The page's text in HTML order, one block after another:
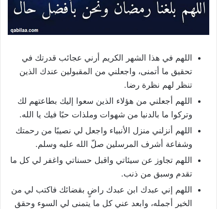
اللهم في هذا الشهر الكريم أرني عجائب قدرتك في
تحقيق ما أتمنى، واجعلني من المقبولين عندك الذين
تنظر لهم نظرة رضا.
اللهم أجعلني من هؤلاء الذين سعوا إليك بطاعتهم لك
وتركوا ما بالدنيا من شهوات وملذات حبًا فيك يا الله.
اللهم أنزلني منزل الأنبياء واجعل لي نصيبًا من رحمتك
وشفاعة أشرف المرسلين صلّ الله عليه وسلم.
اللهم تجاوز عن سيئاتي واقبل حسناتي واغفر لي كل ما
تقدم وسبق من ذنب.
اللهم إني عبدك ابن عبدك راضٍ بقضائك فاكتب لي من
الخير أجمله، وابعد عني كل ما يتمنى لي السوء وحقق